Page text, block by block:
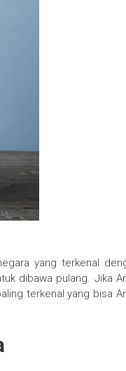
yang terkenal
dibawa pulang. Jika
terkenal yang bisa